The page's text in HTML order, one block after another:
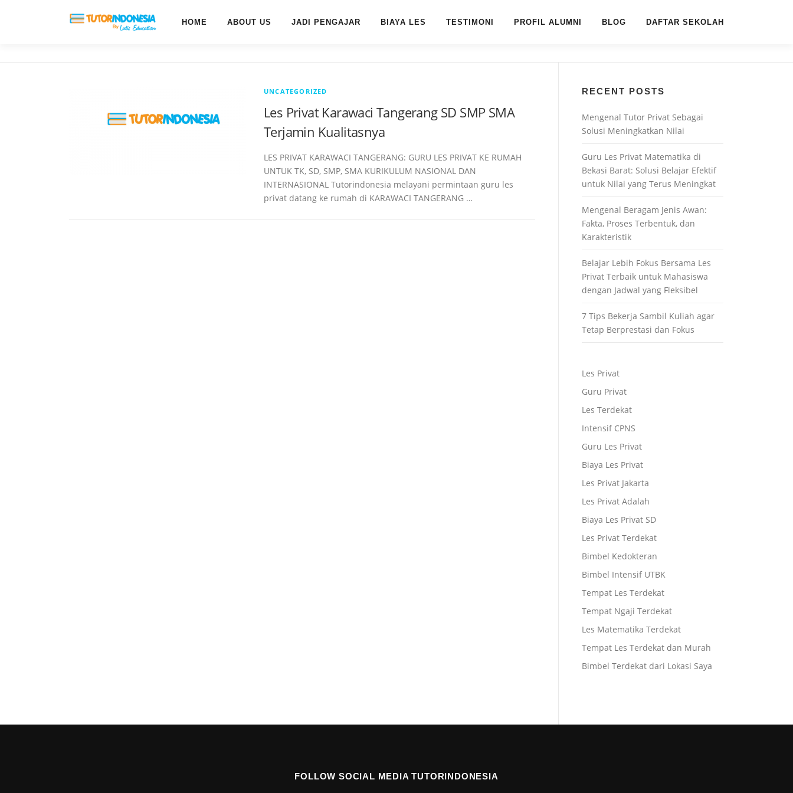
HOME ABOUT US JADI PENGAJAR BIAYA LES TESTIMONI PROFIL ALUMNI BLOG DAFTAR SEKOLAH
UNCATEGORIZED
Les Privat Karawaci Tangerang SD SMP SMA
Terjamin Kualitasnya
LES PRIVAT KARAWACI TANGERANG: GURU LES PRIVAT KE RUMAH
UNTUK TK, SD, SMP, SMA KURIKULUM NASIONAL DAN
INTERNASIONAL Tutorindonesia melayani permintaan guru les
privat datang ke rumah di KARAWACI TANGERANG …
RECENT POSTS
Mengenal Tutor Privat Sebagai
Solusi Meningkatkan Nilai
Guru Les Privat Matematika di
Bekasi Barat: Solusi Belajar Efektif
untuk Nilai yang Terus Meningkat
Mengenal Beragam Jenis Awan:
Fakta, Proses Terbentuk, dan
Karakteristik
Belajar Lebih Fokus Bersama Les
Privat Terbaik untuk Mahasiswa
dengan Jadwal yang Fleksibel
7 Tips Bekerja Sambil Kuliah agar
Tetap Berprestasi dan Fokus
Les Privat
Guru Privat
Les Terdekat
Intensif CPNS
Guru Les Privat
Biaya Les Privat
Les Privat Jakarta
Les Privat Adalah
Biaya Les Privat SD
Les Privat Terdekat
Bimbel Kedokteran
Bimbel Intensif UTBK
Tempat Les Terdekat
Tempat Ngaji Terdekat
Les Matematika Terdekat
Tempat Les Terdekat dan Murah
Bimbel Terdekat dari Lokasi Saya
FOLLOW SOCIAL MEDIA TUTORINDONESIA